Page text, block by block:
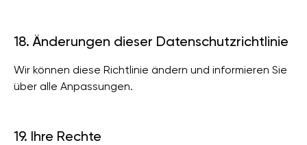
18. Änderungen dieser Datenschutzrichtlinie
Wir können diese Richtlinie ändern und informieren Sie
über alle Anpassungen.
19. Ihre Rechte